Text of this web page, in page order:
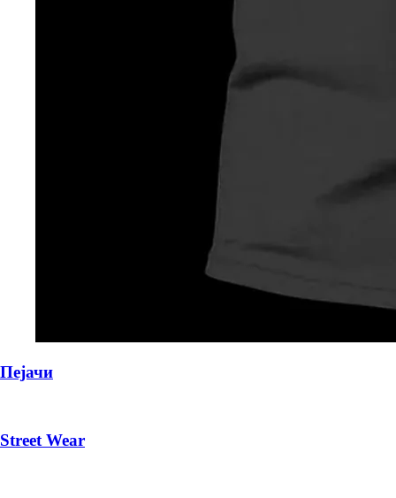
Пејачи
Street Wear